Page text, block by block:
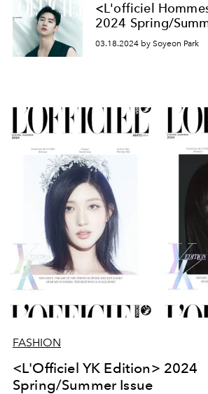
<L'officiel
2024 Spring/
03.18.2024 by Soyeon Park
FASHION
<L'Officiel YK Edition> 2024
Spring/Summer Issue